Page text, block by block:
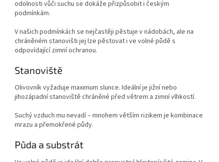
odolnosti vůči suchu se dokáže přizpůsobit i českým
podmínkám.
V našich podmínkách se nejčastěji pěstuje v nádobách, ale na
chráněném stanovišti jej lze pěstovat i ve volné půdě s
odpovídající zimní ochranou.
Stanoviště
Olivovník vyžaduje maximum slunce. Ideální je jižní nebo
jihozápadní stanoviště chráněné před větrem a zimní vlhkostí.
Suchý vzduch mu nevadí – mnohem větším rizikem je kombinace
mrazu a přemokřené půdy.
Půda a substrát